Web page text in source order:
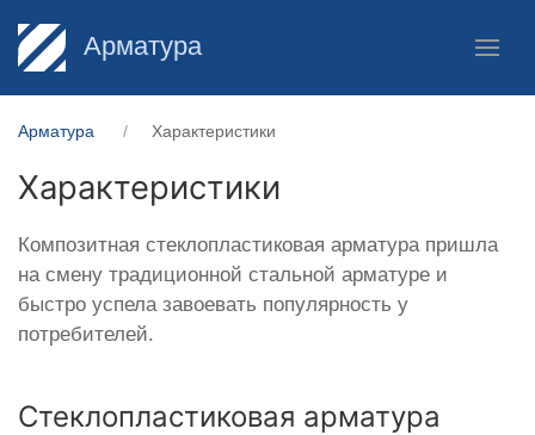
Арматура
Арматура Характеристики
Характеристики
Композитная стеклопластиковая арматура пришла
на смену традиционной стальной арматуре и
быстро успела завоевать популярность у
потребителей.
Стеклопластиковая арматура